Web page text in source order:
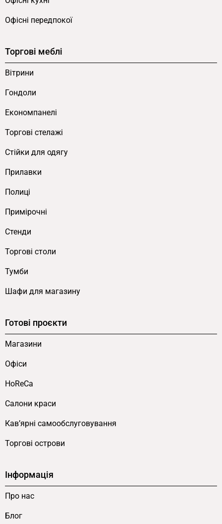
Офісні передпокої
Торгові меблі
Вітрини
Гондоли
Економпанелі
Торгові стелажі
Cтійки для одягу
Прилавки
Полиці
Примірочні
Стенди
Торгові столи
Тумби
Шафи для магазину
Готові проєкти
Магазини
Офіси
HoReCa
Салони краси
Кав’ярні самообслуговування
Торгові острови
Інформація
Про нас
Блог